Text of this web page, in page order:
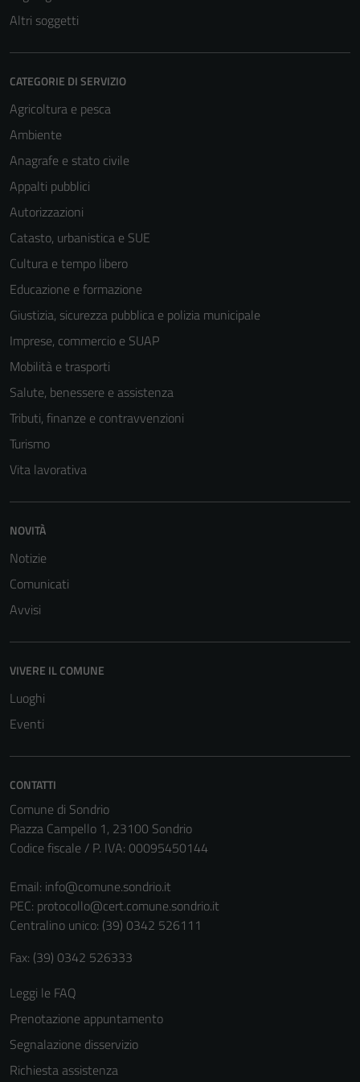
Altri soggetti
CATEGORIE DI SERVIZIO
Agricoltura e pesca
Ambiente
Anagrafe e stato civile
Appalti pubblici
Autorizzazioni
Catasto, urbanistica e SUE
Cultura e tempo libero
Educazione e formazione
Giustizia, sicurezza pubblica e polizia municipale
Imprese, commercio e SUAP
Mobilità e trasporti
Salute, benessere e assistenza
Tributi, finanze e contravvenzioni
Turismo
Vita lavorativa
NOVITÀ
Notizie
Comunicati
Avvisi
VIVERE IL COMUNE
Luoghi
Eventi
CONTATTI
Comune di Sondrio
Piazza Campello 1, 23100 Sondrio
Codice fiscale / P. IVA: 00095450144
Email: info@comune.sondrio.it
PEC: protocollo@cert.comune.sondrio.it
Centralino unico: (39) 0342 526111
Fax: (39) 0342 526333
Leggi le FAQ
Prenotazione appuntamento
Segnalazione disservizio
Richiesta assistenza